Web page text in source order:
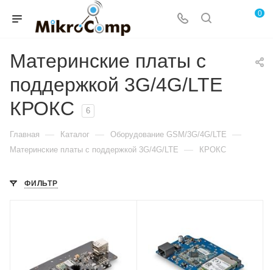
0
Материнские платы с
поддержкой 3G/4G/LTE
КРОКС
6
Главная — Каталог — Оборудование GSM/3G/4G/LTE —
Материнские платы с поддержкой 3G/4G/LTE — КРОКС
ФИЛЬТР